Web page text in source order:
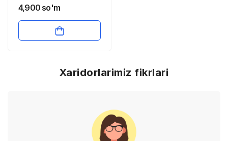
energetik satxlari.
4,900 so'm
Xaridorlarimiz fikrlari